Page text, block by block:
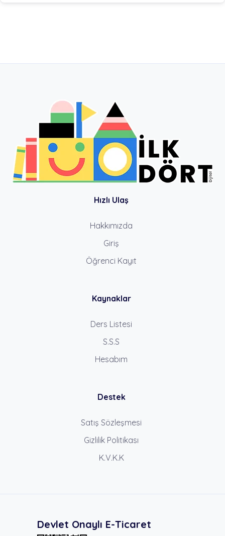
Hızlı Ulaş
Hakkımızda
Giriş
Öğrenci Kayıt
Kaynaklar
Ders Listesi
S.S.S
Hesabım
Destek
Satış Sözleşmesi
Gizlilik Politikası
K.V.K.K
Devlet Onaylı E-Ticaret